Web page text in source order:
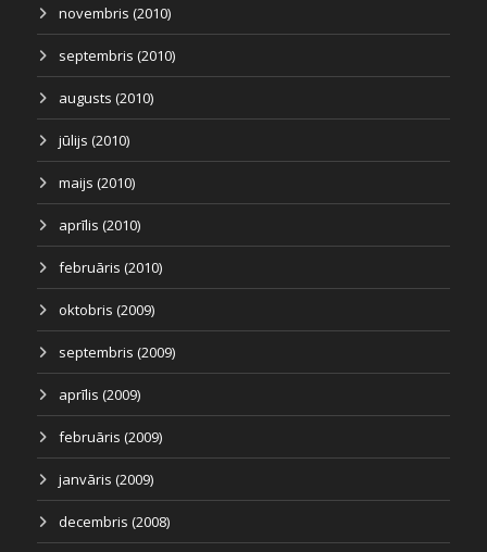
novembris (2010)
septembris (2010)
augusts (2010)
jūlijs (2010)
maijs (2010)
aprīlis (2010)
februāris (2010)
oktobris (2009)
septembris (2009)
aprīlis (2009)
februāris (2009)
janvāris (2009)
decembris (2008)